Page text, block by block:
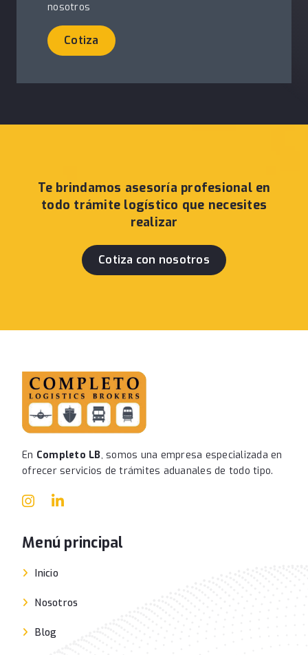
nosotros
Cotiza
Te brindamos asesoría profesional en
todo trámite logístico que necesites
realizar
Cotiza con nosotros
En Completo LB, somos una empresa especializada en
ofrecer servicios de trámites aduanales de todo tipo.
Menú principal
Inicio
Nosotros
Blog